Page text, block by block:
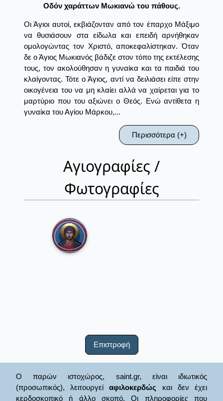
Oδόν χαράττων Mωκιανώ του πάθους.
Οι Άγιοι αυτοί, εκβιάζονταν από τον έπαρχο Μάξιμο
να θυσιάσουν στα είδωλα και επειδή αρνήθηκαν
ομολογώντας τον Χριστό, αποκεφαλίστηκαν. Όταν
δε ο Άγιος Μωκιανός βάδιζε στον τόπο της εκτέλεσης
τους, τον ακολούθησαν η γυναίκα και τα παιδιά του
κλαίγοντας. Τότε ο Άγιος, αντί να δειλιάσει είπε στην
οικογένεια του να μη κλαίει αλλά να χαίρεται για το
μαρτύριο που του αξιώνει ο Θεός. Ενώ αντίθετα η
γυναίκα του Αγίου Μάρκου,...
Περισσότερα (+)
Αγιογραφίες /
Φωτογραφίες
Επιστροφή
Ο παρών ιστοχώρος, saint.gr, είναι ιδιωτικός
(προσωπικός), λειτουργείαφιλοκερδώς και δεν έχει
κερδοσκοπικό ή άλλο σκοπό. Οι πληροφορίες που